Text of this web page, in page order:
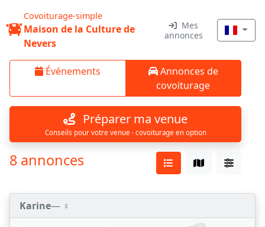
Covoiturage-simple
Maison de la Culture de
Nevers
Mes
annonces
Événements
Annonces de
covoiturage
Préparer ma venue
Conseils pour votre venue · covoiturage en option
8 annonces
Karine— ♀️